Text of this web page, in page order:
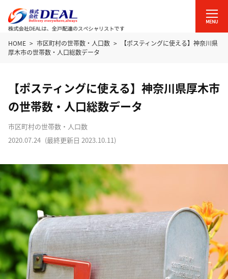
HOME 市区町村の世帯数・人口数
【ポスティングに使える】神奈川県
厚木市の世帯数・人口総数データ
【ポスティングに使える】神奈川県厚木市
の世帯数・人口総数データ
市区町村の世帯数・人口数
2020.07.24 (最終更新日 2023.10.11)